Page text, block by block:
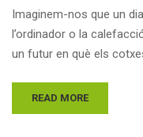
Imaginem-nos que un
l’ordinador o la
un futur en què els
READ MORE